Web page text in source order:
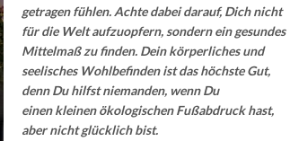
getragen fühlen. Achte dabei darauf, Dich nicht
für die Welt aufzuopfern, sondern ein gesundes
Mittelmaß zu finden. Dein körperliches und
seelisches Wohlbefinden ist das höchste Gut,
denn Du hilfst niemanden, wenn Du
einen kleinen ökologischen Fußabdruck hast,
aber nicht glücklich bist.